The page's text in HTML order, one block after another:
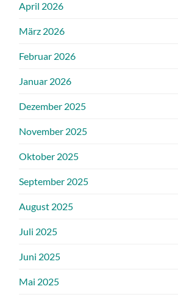
April 2026
März 2026
Februar 2026
Januar 2026
Dezember 2025
November 2025
Oktober 2025
September 2025
August 2025
Juli 2025
Juni 2025
Mai 2025